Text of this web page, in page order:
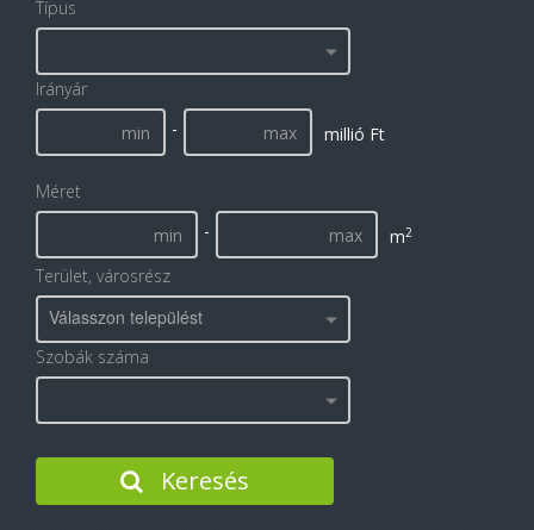
Típus
Irányár
-
millió Ft
Méret
-
m2
Terület, városrész
Válasszon települést
Szobák száma
Keresés